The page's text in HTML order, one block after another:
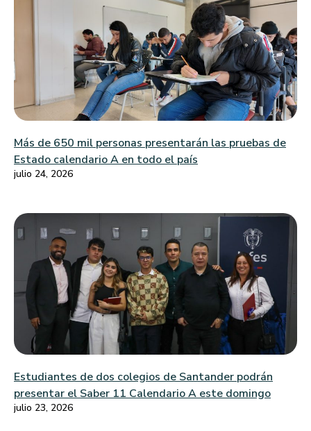
Más de 650 mil personas presentarán las pruebas de
Estado calendario A en todo el país
julio 24, 2026
Estudiantes de dos colegios de Santander podrán
presentar el Saber 11 Calendario A este domingo
julio 23, 2026